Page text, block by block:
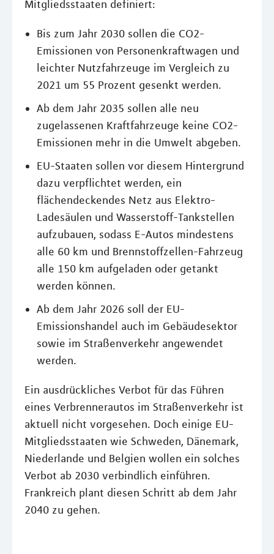
Mitgliedsstaaten definiert:
Bis zum Jahr 2030 sollen die CO2-
Emissionen von Personenkraftwagen und
leichter Nutzfahrzeuge im Vergleich zu
2021 um 55 Prozent gesenkt werden.
Ab dem Jahr 2035 sollen alle neu
zugelassenen Kraftfahrzeuge keine CO2-
Emissionen mehr in die Umwelt abgeben.
EU-Staaten sollen vor diesem Hintergrund
dazu verpflichtet werden, ein
flächendeckendes Netz aus Elektro-
Ladesäulen und Wasserstoff-Tankstellen
aufzubauen, sodass E-Autos mindestens
alle 60 km und Brennstoffzellen-Fahrzeug
alle 150 km aufgeladen oder getankt
werden können.
Ab dem Jahr 2026 soll der EU-
Emissionshandel auch im Gebäudesektor
sowie im Straßenverkehr angewendet
werden.
Ein ausdrückliches Verbot für das Führen
eines Verbrennerautos im Straßenverkehr ist
aktuell nicht vorgesehen. Doch einige EU-
Mitgliedsstaaten wie Schweden, Dänemark,
Niederlande und Belgien wollen ein solches
Verbot ab 2030 verbindlich einführen.
Frankreich plant diesen Schritt ab dem Jahr
2040 zu gehen.